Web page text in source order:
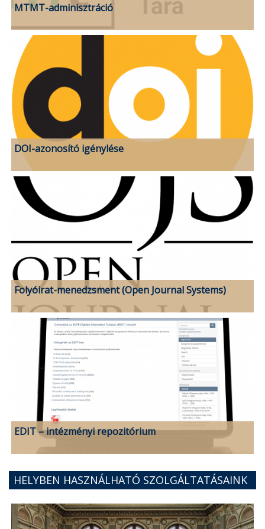
MTMT-adminisztráció
DOI-azonosító igénylése
Folyóirat-menedzsment (Open Journal Systems)
EDIT – intézményi repozitórium
HELYBEN HASZNÁLHATÓ SZOLGÁLTATÁSAINK